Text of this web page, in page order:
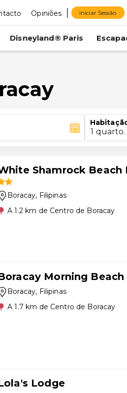
Opiniões Iniciar Sessão
Disneyland® Paris
1 quarto.
Shamrock Beach
Boracay, Filipinas
A 1.2 km de Centro de Boracay
Morning Beach
Boracay, Filipinas
A 1.7 km de Centro de Boracay
Lodge